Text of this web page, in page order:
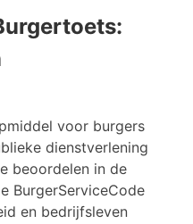
voor burgers
dienstverlening
beoordelen in de
BurgerServiceCode
en bedrijfsleven